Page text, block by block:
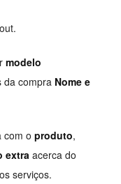
modelo
da compra Nome e
com o produto,
extra acerca do
serviços.